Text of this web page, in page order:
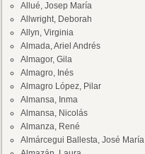
Allué, Josep María
Allwright, Deborah
Allyn, Virginia
Almada, Ariel Andrés
Almagor, Gila
Almagro, Inés
Almagro López, Pilar
Almansa, Inma
Almansa, Nicolás
Almanza, René
Almárcegui Ballesta, José María